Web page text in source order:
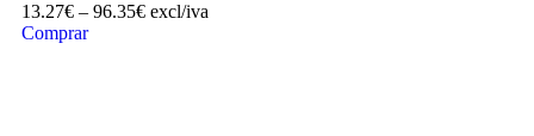
13.27€ – 96.35€ excl/iva
Comprar